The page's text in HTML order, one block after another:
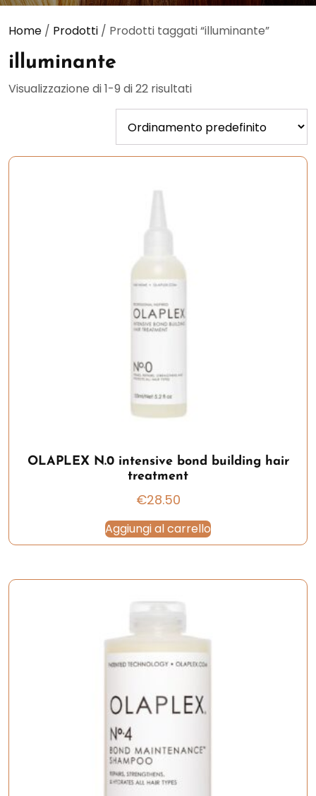
Home / Prodotti / Prodotti taggati “illuminante”
illuminante
Visualizzazione di 1-9 di 22 risultati
OLAPLEX N.0 intensive bond building hair
treatment
€28.50
Aggiungi al carrello